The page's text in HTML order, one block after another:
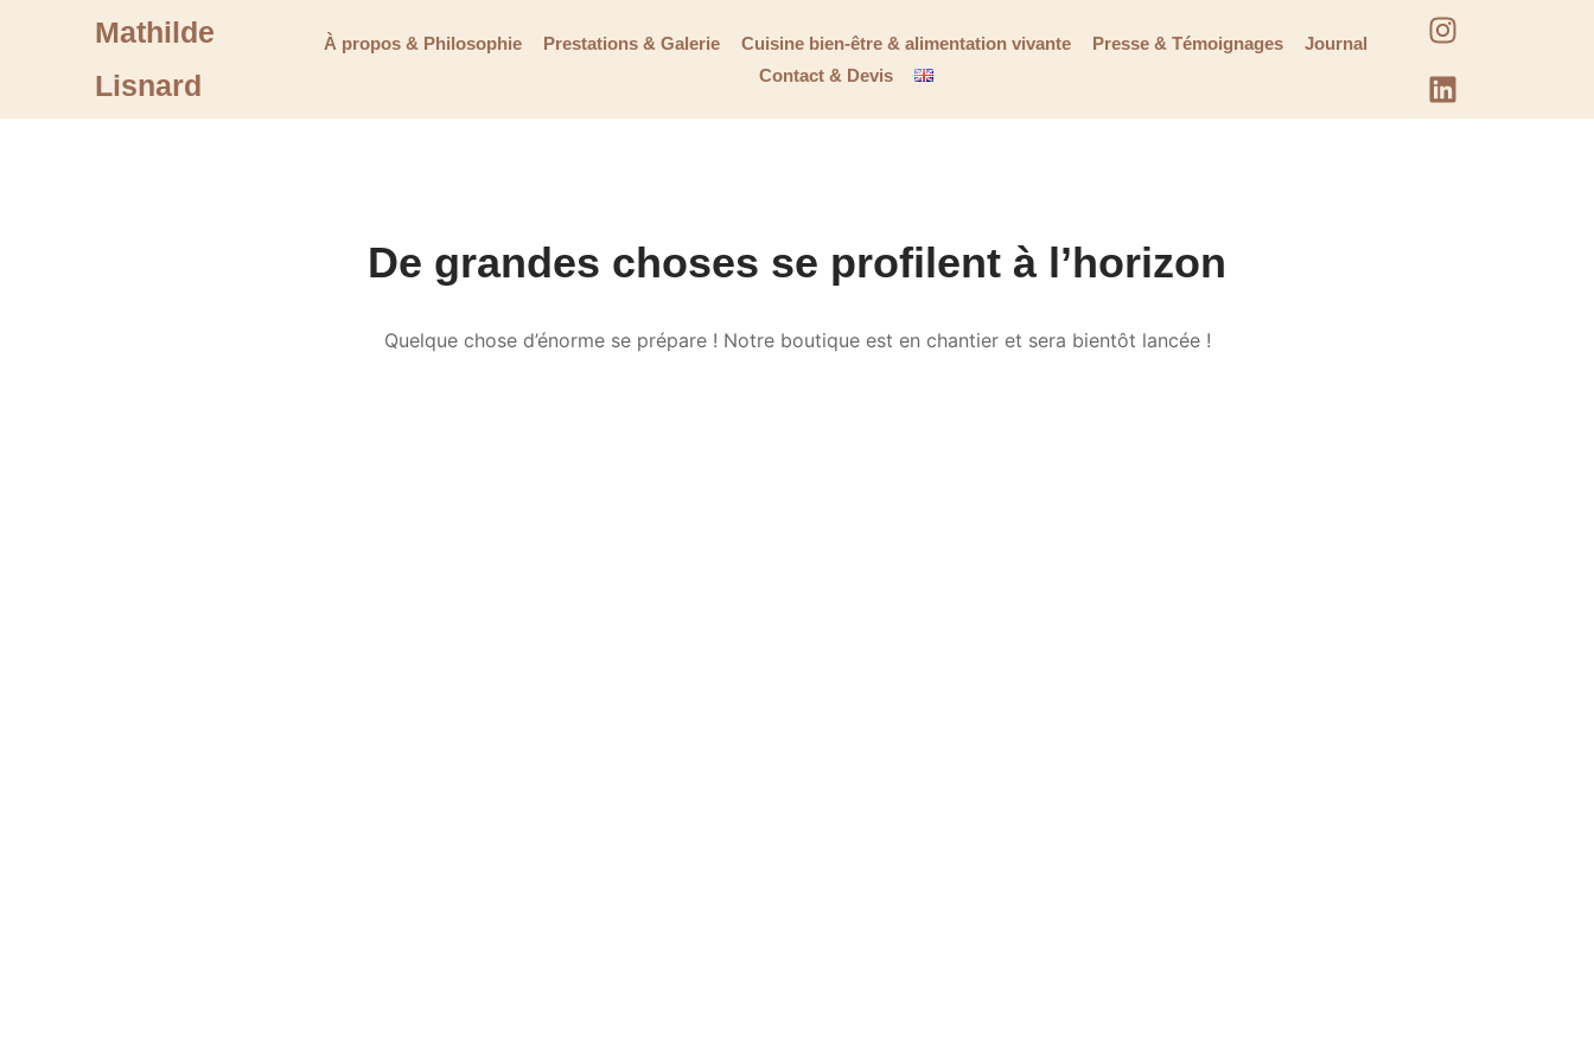
Mathilde
Lisnard
À propos & Philosophie Prestations & Galerie Cuisine bien-être & alimentation vivante Presse & Témoignages
Journal
Contact & Devis
De grandes choses se profilent à l’horizon
Quelque chose d’énorme se prépare ! Notre boutique est en chantier et sera bientôt lancée !